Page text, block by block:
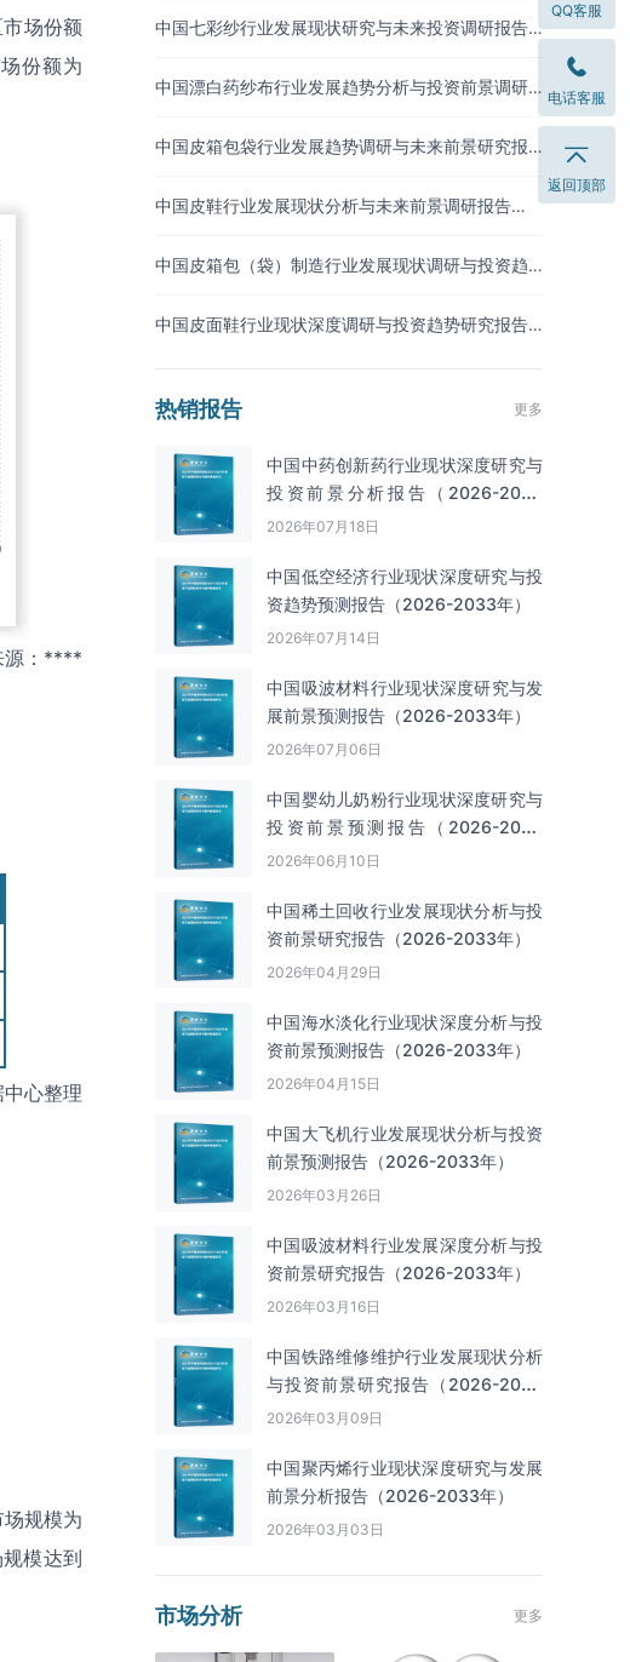
场份额
份额为
源：****
心整理
规模为
模达到
中国七彩纱行业发展现状研究与未来投资调研报告
中国漂白药纱布行业发展趋势分析与投资前景调研
中国皮箱包袋行业发展趋势调研与未来前景研究报
中国皮鞋行业发展现状分析与未来前景调研报告
中国皮箱包（袋）制造行业发展现状调研与投资趋
中国皮面鞋行业现状深度调研与投资趋势研究报告
热销报告 更多
中国中药创新药行业现状深度研究与
投资前景分析报告（2026-2033
年）
2026年07月18日
中国低空经济行业现状深度研究与投
资趋势预测报告（2026-2033年）
2026年07月14日
中国吸波材料‌‌‌行业现状深度研究与发
展前景预测报告（2026-2033年）
2026年07月06日
中国婴幼儿奶粉行业现状深度研究与
投资前景预测报告（2026-2033
年）
2026年06月10日
中国‌‌稀土回收‌‌行业发展现状分析与投
资前景研究报告（2026-2033年）
2026年04月29日
中国海水淡化行业现状深度分析与投
资前景预测报告（2026-2033年）
2026年04月15日
中国大飞机行业发展现状分析与投资
前景预测报告（2026-2033年）
2026年03月26日
中国吸波材料行业发展深度分析与投
资前景研究报告（2026-2033年）
2026年03月16日
中国铁路维修维护行业发展现状分析
与投资前景研究报告（2026-2033
年）
2026年03月09日
中国聚丙烯行业现状深度研究与发展
前景分析报告（2026-2033年）
2026年03月03日
市场分析 更多
QQ客服
电话客服
返回顶部